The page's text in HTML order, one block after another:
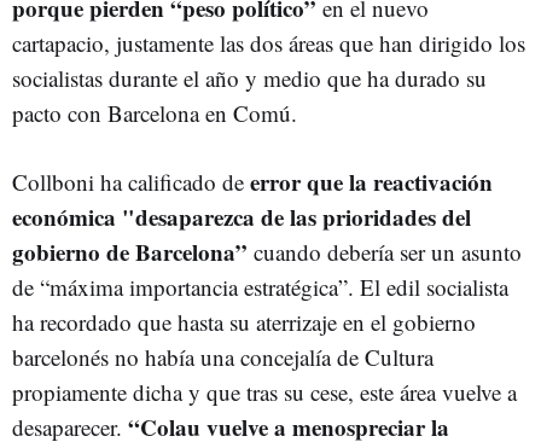
porque pierden “peso político” en el nuevo
cartapacio, justamente las dos áreas que han dirigido los
socialistas durante el año y medio que ha durado su
pacto con Barcelona en Comú.
Collboni ha calificado de error que la reactivación
económica "desaparezca de las prioridades del
gobierno de Barcelona” cuando debería ser un asunto
de “máxima importancia estratégica”. El edil socialista
ha recordado que hasta su aterrizaje en el gobierno
barcelonés no había una concejalía de Cultura
propiamente dicha y que tras su cese, este área vuelve a
desaparecer. “Colau vuelve a menospreciar la